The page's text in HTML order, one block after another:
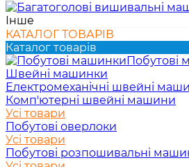
Інше
КАТАЛОГ ТОВАРІВ
Каталог товарів
Побутові
Швейні машинки
Електромеханічні швейні
Комп'ютерні швейні машини
Усі товари
Побутові оверлоки
Усі товари
Побутові розпошивальні